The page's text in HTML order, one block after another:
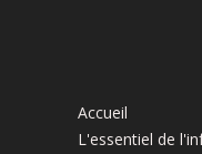
Accueil
L'essentiel de